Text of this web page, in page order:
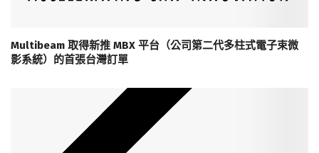
Multibeam 取得新推 MBX 平台（公司第二代多柱式電子束微
影系統）的首張台灣訂單